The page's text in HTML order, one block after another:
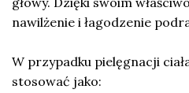
nawilżenie i łagodzenie
W przypadku pielęgnacji
stosować jako: